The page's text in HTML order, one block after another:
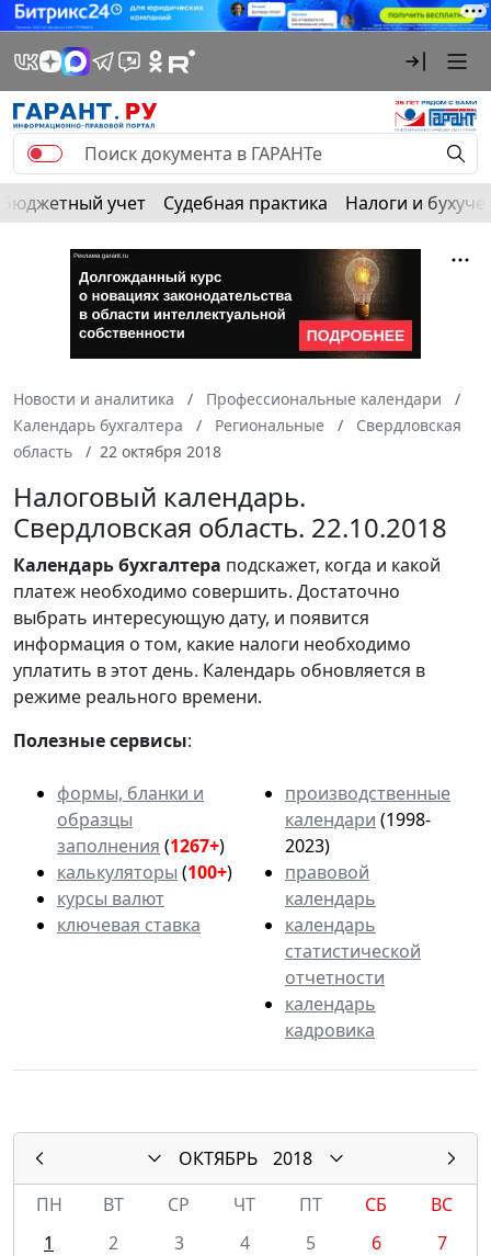
Бюджетный учет Судебная практика Налоги и
Новости и аналитика
Профессиональные календари
Календарь бухгалтера
Региональные
Свердловская
область
22 октября 2018
Налоговый календарь.
Свердловская область. 22.10.2018
Календарьбухгалтера подскажет, когда и какой
платеж необходимо совершить. Достаточно
выбрать интересующую дату, и появится
информация о том, какие налоги необходимо
уплатить в этот день. Календарь обновляется в
режиме реального времени.
Полезные сервисы:
формы, бланки и
образцы
заполнения (1267+)
калькуляторы (100+)
курсы валют
ключевая ставка
производственные
календари (1998-
2023)
правовой
календарь
календарь
статистической
отчетности
календарь
кадровика
ОКТЯБРЬ
2018
ПН
ВТ СР ЧТ ПТ СБ
ВС
1
2 3 4 5 6
7